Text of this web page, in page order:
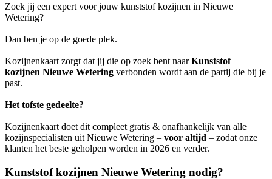
Zoek jij een expert voor jouw kunststof kozijnen in Nieuwe
Wetering?
Dan ben je op de goede plek.
Kozijnenkaart zorgt dat jij die op zoek bent naarKunststof
kozijnen Nieuwe Wetering verbonden wordt aan de partij die bij je
past.
Het tofste gedeelte?
Kozijnenkaart doet dit compleet gratis & onafhankelijk van alle
kozijnspecialisten uit Nieuwe Wetering – voor altijd – zodat onze
klanten het beste geholpen worden in 2026 en verder.
Kunststof kozijnen Nieuwe Wetering nodig?